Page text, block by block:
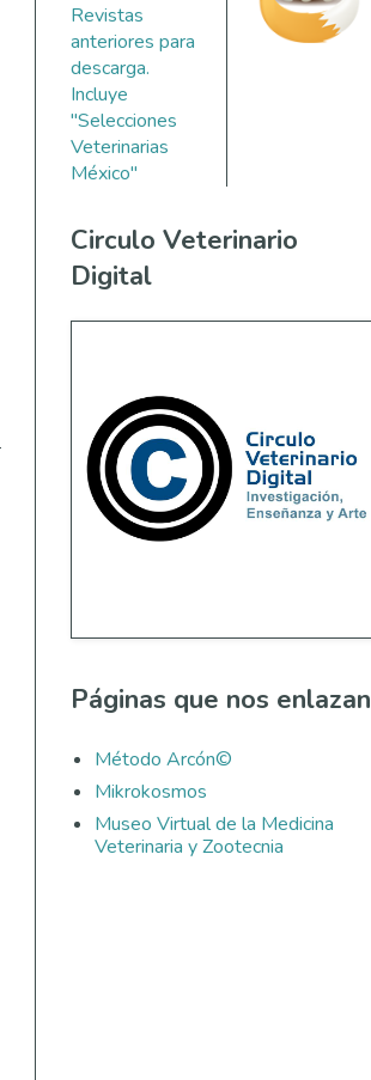
Revistas
anteriores para
descarga.
Incluye
"Selecciones
Veterinarias
México"
Circulo Veterinario
Digital
Páginas que nos enlazan
Método Arcón©
Mikrokosmos
Museo Virtual de la Medicina
Veterinaria y Zootecnia